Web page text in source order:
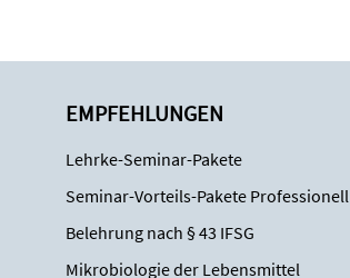
EMPFEHLUNGEN
Lehrke-Seminar-Pakete
Seminar-Vorteils-Pakete Professionell
Belehrung nach § 43 IFSG
Mikrobiologie der Lebensmittel